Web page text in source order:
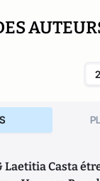
Laetitia Casta